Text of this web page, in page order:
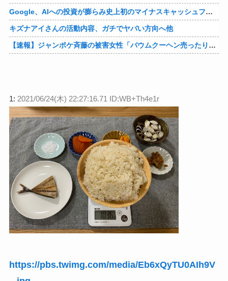
Google、AIへの投資が膨らみ史上初のマイナスキャッシュフローに陥る他
キズナアイさんの活動内容、ガチでヤバい方向へ他
【速報】ジャンポケ斉藤の被害女性「バウムクーヘン売ったりTikTokライブしててムカついたから示談しなかった」他
1: 2021/06/24(木) 22:27:16.71 ID:WB+Th4e1r
https://pbs.twimg.com/media/Eb6xQyTU0AIh9V